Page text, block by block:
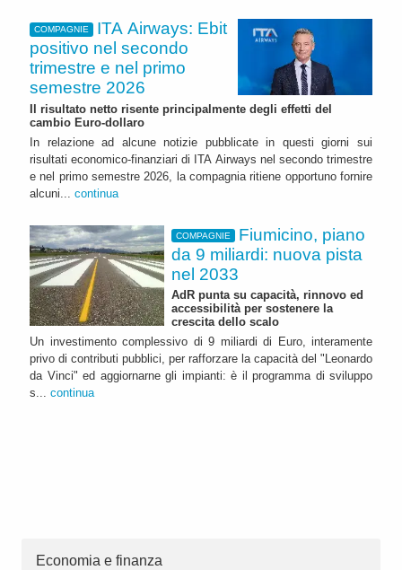
COMPAGNIE
ITA Airways: Ebit
positivo nel secondo
trimestre e nel primo
semestre 2026
Il risultato netto risente principalmente degli effetti del
cambio Euro-dollaro
In relazione ad alcune notizie pubblicate in questi giorni sui
risultati economico-finanziari di ITA Airways nel secondo trimestre
e nel primo semestre 2026, la compagnia ritiene opportuno fornire
alcuni... continua
COMPAGNIE
Fiumicino, piano
da 9 miliardi: nuova pista
nel 2033
AdR punta su capacità, rinnovo ed
accessibilità per sostenere la
crescita dello scalo
Un investimento complessivo di 9 miliardi di Euro, interamente
privo di contributi pubblici, per rafforzare la capacità del "Leonardo
da Vinci" ed aggiornarne gli impianti: è il programma di sviluppo
s... continua
Economia e finanza